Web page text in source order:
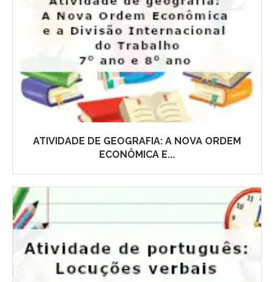
ATIVIDADE DE GEOGRAFIA: A NOVA ORDEM
ECONÔMICA E...